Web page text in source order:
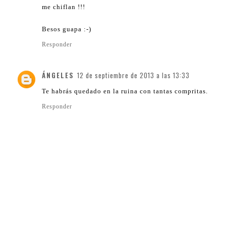
me chiflan !!!
Besos guapa :-)
Responder
ÁNGELES 12 de septiembre de 2013 a las 13:33
Te habrás quedado en la ruina con tantas compritas.
Responder